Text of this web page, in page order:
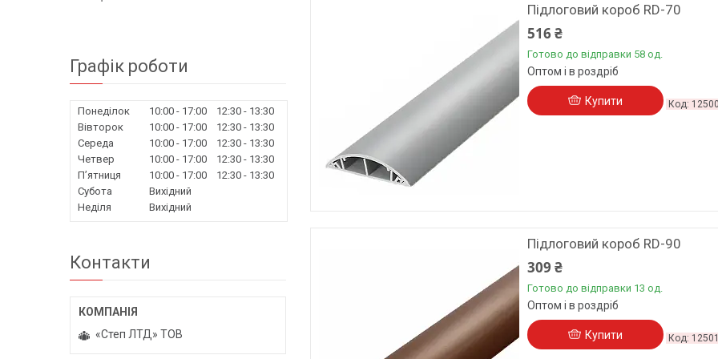
Підлоговий короб RD-70
516 ₴
Готово до відправки 58 од.
Оптом і в роздріб
Купити
Підлоговий короб RD-90
309 ₴
Готово до відправки 13 од.
Оптом і в роздріб
Купити
Графік роботи
Понеділок 10:00 17:00 12:30
13:30
Вівторок
10:00 17:00 12:30
13:30
Середа
10:00 17:00 12:30
13:30
Четвер
10:00 17:00 12:30
13:30
Пʼятниця
10:00 17:00 12:30
13:30
Субота
Вихідний
Неділя
Вихідний
Контакти
«Степ ЛТД» ТОВ